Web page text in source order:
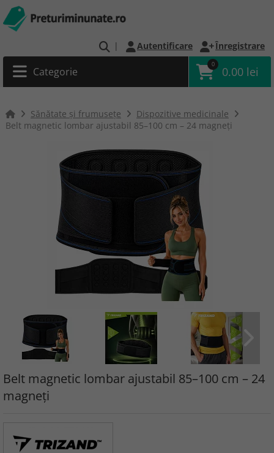
| Autentificare Înregistrare
Categorie
0
0.00 lei
Sănătate și frumusețe
Dispozitive medicinale
Belt magnetic lombar ajustabil 85–100 cm – 24 magneți
Belt magnetic lombar ajustabil 85–100 cm – 24
magneți